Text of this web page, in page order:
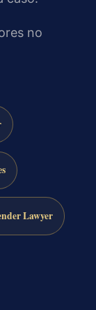
no
Lawyer